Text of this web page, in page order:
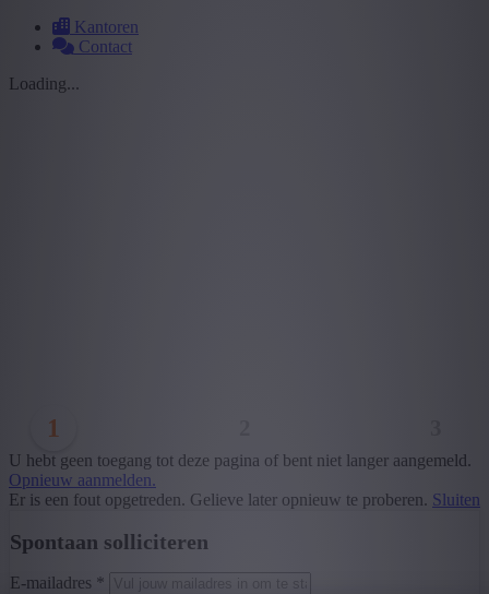
Kantoren
Contact
Loading...
1
U hebt geen toegang tot deze pagina of bent niet langer aangemeld.
Opnieuw aanmelden.
Er is een fout opgetreden. Gelieve later opnieuw te proberen. Sluiten
Spontaan solliciteren
E-mailadres *